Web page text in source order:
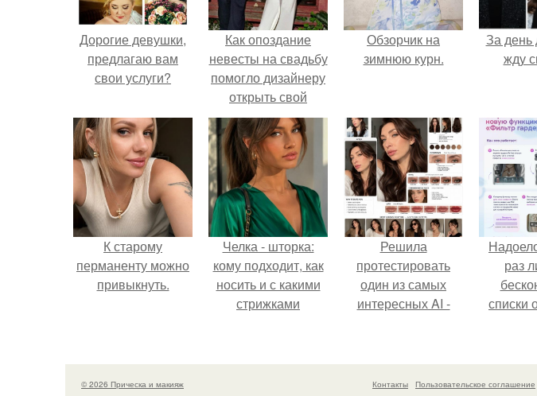
Дорогие девушки,
предлагаю вам
свои услуги?
Как опоздание
невесты на свадьбу
помогло дизайнеру
открыть свой
бренд.
Обзорчик на
зимнюю курн.
За день
жду
К старому
перманенту можно
привыкнуть.
Челка - шторка:
кому подходит, как
носить и с какими
стрижками
Решила
протестировать
один из самых
интересных AI -
раз
списки
© 2026 Прическа и макияж Контакты Пользовательское соглашение